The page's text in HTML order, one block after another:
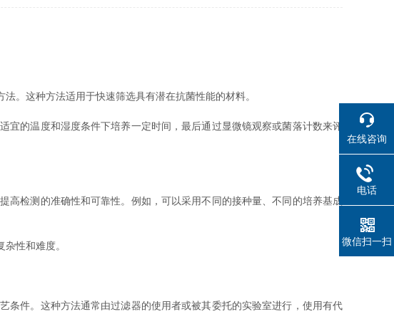
这种方法适用于快速筛选具有潜在抗菌性能的材料。
的温度和湿度条件下培养一定时间，最后通过显微镜观察或菌落计数来评
检测的准确性和可靠性。例如，可以采用不同的接种量、不同的培养基成
性和难度。
件。这种方法通常由过滤器的使用者或被其委托的实验室进行，使用有代
在线咨询
电话
微信扫一扫